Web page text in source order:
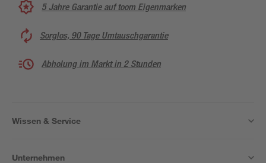
5 Jahre Garantie auf toom Eigenmarken
Sorglos, 90 Tage Umtauschgarantie
Abholung im Markt in 2 Stunden
Wissen & Service
Unternehmen